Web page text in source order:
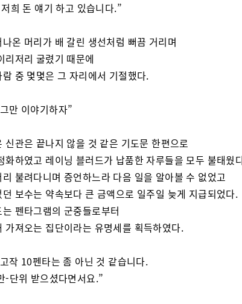
희 돈 얘기 하고 있습니다.”
온 머리가 배 갈린 생선처럼 뻐끔 거리며
리저리 굴렸기 때문에
중 몇몇은 그 자리에서 기절했다.
만 이야기하자”
신관은 끝나지 않을 것 같은 기도문 한편으로
화하였고 레이닝 블러드가 납품한 자루들을 모두 불태웠
불려다니며 증언하느라 다음 일을 알아볼 수 없었고
보수는 약속보다 큰 금액으로 일주일 늦게 지급되었다.
펜타그램의 군중들로부터
가져오는 집단이라는 유명세를 획득하였다.
10펜타는 좀 아닌 것 같습니다.
-단위 받으셨다면서요.”